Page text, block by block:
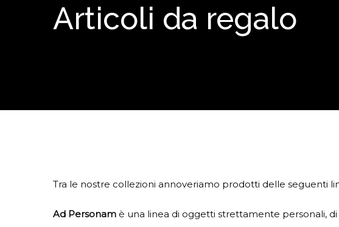
Articoli da regalo
Tra le nostre collezioni annoveriamo prodotti delle seguenti
Ad Personam è una linea di oggetti strettamente personali,